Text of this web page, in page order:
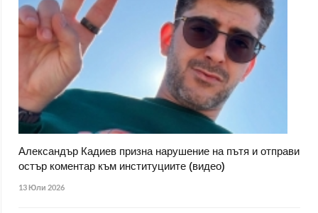
Александър Кадиев призна нарушение на пътя и отправи
остър коментар към институциите (видео)
13 Юли 2026